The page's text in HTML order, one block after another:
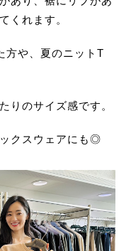
くれます。
方や、夏のニットT
りのサイズ感です。
クスウェアにも◎